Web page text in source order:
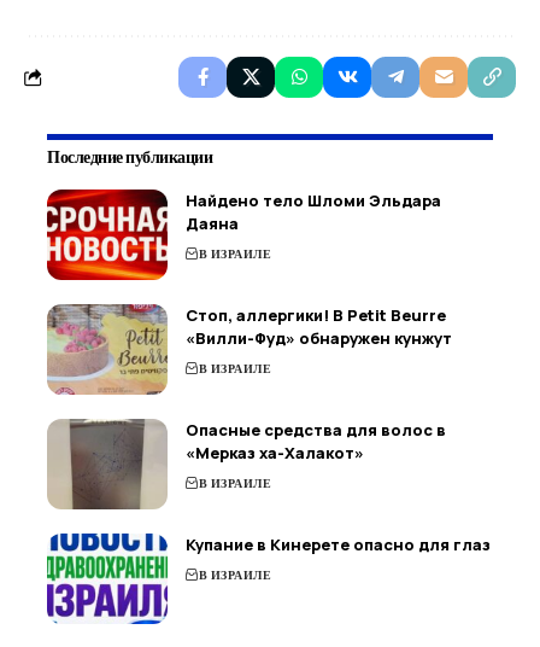
Последние публикации
Найдено тело Шломи Эльдара
Даяна
В ИЗРАИЛЕ
Стоп, аллергики! В Petit Beurre
«Вилли-Фуд» обнаружен кунжут
В ИЗРАИЛЕ
Опасные средства для волос в
«Мерказ ха-Халакот»
В ИЗРАИЛЕ
Купание в Кинерете опасно для глаз
В ИЗРАИЛЕ